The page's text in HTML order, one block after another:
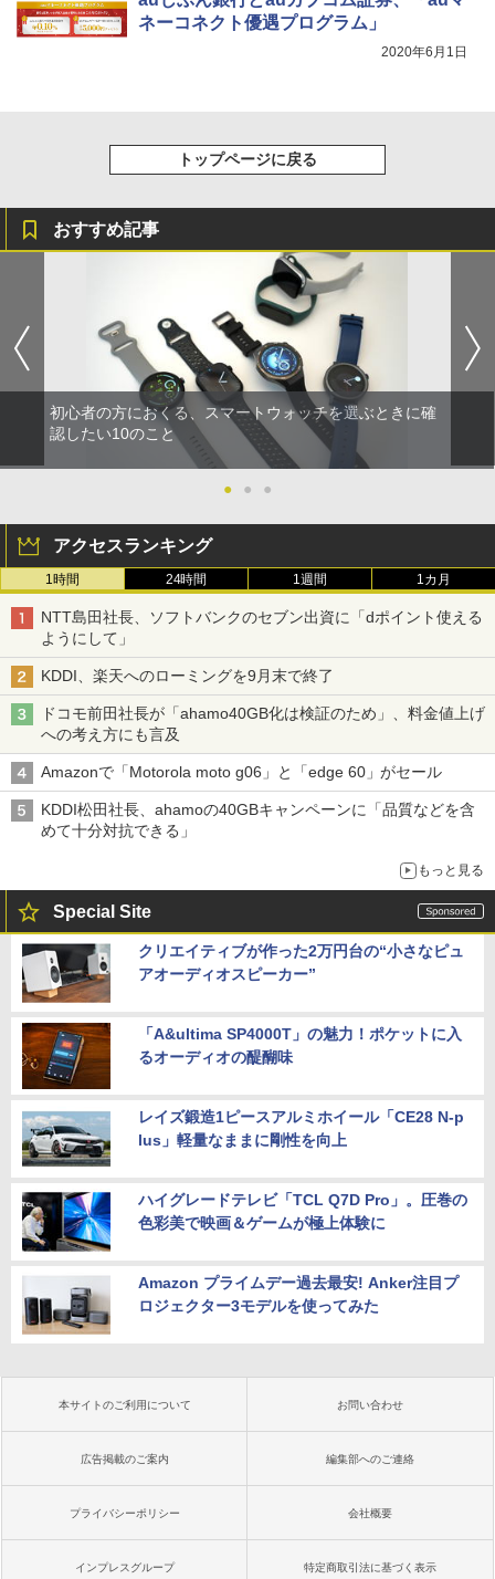
ネーコネクト優遇プログラム」
2020年6月1日
トップページに戻る
おすすめ記事
初心者の方におくる、スマートウォッチを選ぶときに確
認したい10のこと
● ● ●
アクセスランキング
1時間 24時間 1週間 1カ月
NTT島田社長、ソフトバンクのセブン出資に「dポイント使える
ようにして」
KDDI、楽天へのローミングを9月末で終了
ドコモ前田社長が「ahamo40GB化は検証のため」、料金値上げ
への考え方にも言及
Amazonで「Motorola moto g06」と「edge 60」がセール
KDDI松田社長、ahamoの40GBキャンペーンに「品質などを含
めて十分対抗できる」
もっと見る
Special Site
クリエイティブが作った2万円台の“小さなピュ
アオーディオスピーカー”
「A&ultima SP4000T」の魅力！ポケットに入
るオーディオの醍醐味
レイズ鍛造1ピースアルミホイール「CE28 N-p
lus」軽量なままに剛性を向上
ハイグレードテレビ「TCL Q7D Pro」。圧巻の
色彩美で映画＆ゲームが極上体験に
Amazon プライムデー過去最安! Anker注目プ
ロジェクター3モデルを使ってみた
本サイトのご利用について お問い合わせ
広告掲載のご案内 編集部へのご連絡
プライバシーポリシー 会社概要
インプレスグループ 特定商取引法に基づく表示